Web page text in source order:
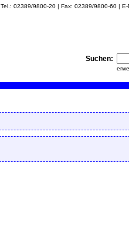
Tel.: 02389/9800-20 | Fax: 02389/9800-60
Suchen: